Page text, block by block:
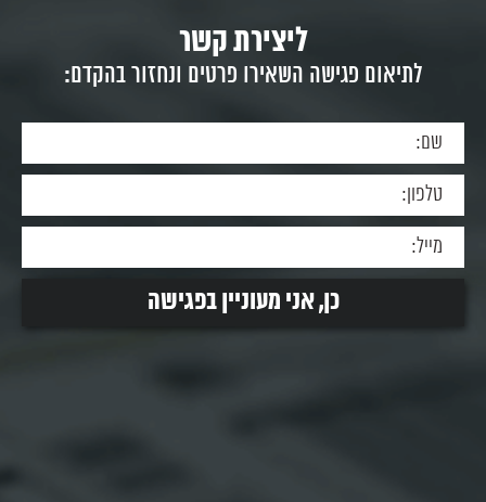
ליצירת קשר
לתיאום פגישה השאירו פרטים ונחזור בהקדם: